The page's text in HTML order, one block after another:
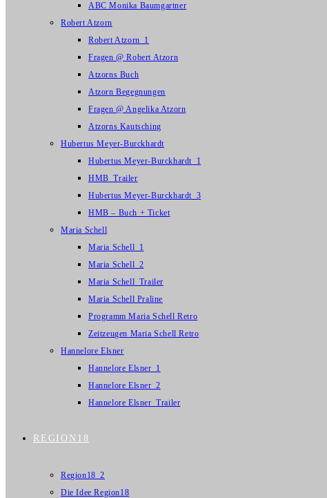
ABC Monika Baumgartner
Robert Atzorn
Robert Atzorn_1
Fragen @ Robert Atzorn
Atzorns Buch
Atzorn Begegnungen
Fragen @ Angelika Atzorn
Atzorns Kautsching
Hubertus Meyer-Burckhardt
Hubertus Meyer-Burckhardt_1
HMB_Trailer
Hubertus Meyer-Burckhardt_3
HMB – Buch + Ticket
Maria Schell
Maria Schell_1
Maria Schell_2
Maria Schell_Trailer
Maria Schell Praline
Programm Maria Schell Retro
Zeitzeugen Maria Schell Retro
Hannelore Elsner
Hannelore Elsner_1
Hannelore Elsner_2
Hannelore Elsner_Trailer
REGION18
Region18_2
Die Idee Region18